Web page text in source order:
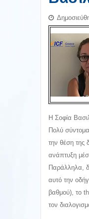
Η Σοφία
Πολύ
την θέση της
ανάπτυξη
Παράλληλα,
αυτό την
βαθμού), το
τον